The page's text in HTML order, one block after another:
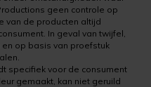
geen controle op
van de producten altijd
In geval van twijfel,
op basis van proefstuk
specifiek voor de consument
gemaakt, kan niet geruild